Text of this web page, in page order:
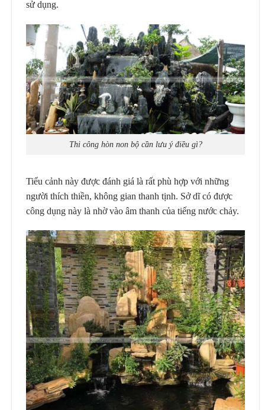
sử dụng.
Thi công hòn non bộ cần lưu ý điều gì?
Tiểu cảnh này được đánh giá là rất phù hợp với những
người thích thiền, không gian thanh tịnh. Sở dĩ có được
công dụng này là nhờ vào âm thanh của tiếng nước chảy.